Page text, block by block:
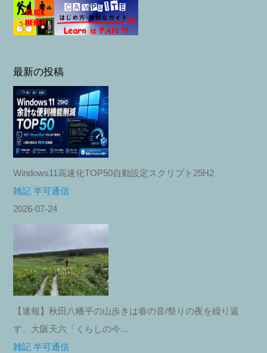
最新の投稿
Windows11高速化TOP50自動設定スクリプト25H2
雑記 半可通信
2026-07-24
【速報】秋田八幡平の山歩きは春の音/祭りの夜を繰り返
す、大阪天六「くらしの今…
雑記 半可通信